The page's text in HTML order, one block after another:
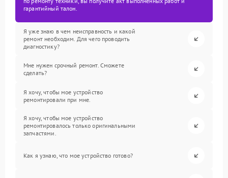
гарантийный талон.
Я уже знаю в чем неисправность и какой
ремонт необходим. Для чего проводить
диагностику?
Мне нужен срочный ремонт. Сможете
сделать?
Я хочу, чтобы мое устройство
ремонтировали при мне.
Я хочу, чтобы мое устройство
ремонтировалось только оригинальными
запчастями.
Как я узнаю, что мое устройство готово?